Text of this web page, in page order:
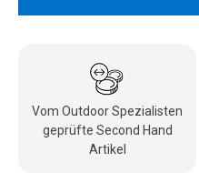
Vom Outdoor Spezialisten
geprüfte Second Hand
Artikel